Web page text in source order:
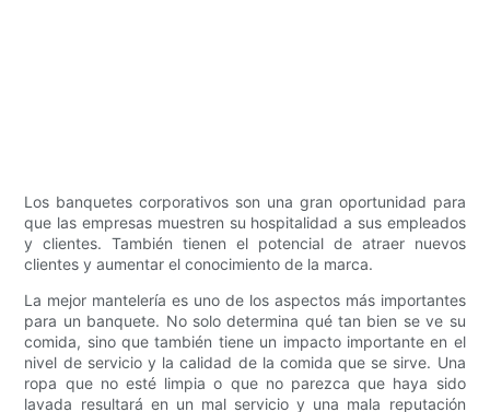
Los banquetes corporativos son una gran oportunidad para
que las empresas muestren su hospitalidad a sus empleados
y clientes. También tienen el potencial de atraer nuevos
clientes y aumentar el conocimiento de la marca.
La mejor mantelería es uno de los aspectos más importantes
para un banquete. No solo determina qué tan bien se ve su
comida, sino que también tiene un impacto importante en el
nivel de servicio y la calidad de la comida que se sirve. Una
ropa que no esté limpia o que no parezca que haya sido
lavada resultará en un mal servicio y una mala reputación